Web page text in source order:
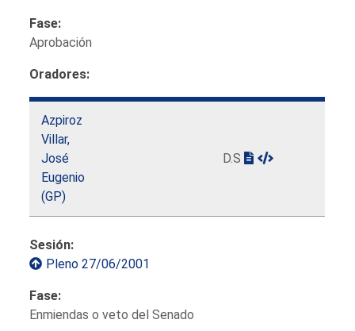
Fase:
Aprobación
Oradores:
Azpiroz
Villar,
José
Eugenio
(GP)
D.S
Sesión:
Pleno 27/06/2001
Fase:
Enmiendas o veto del Senado